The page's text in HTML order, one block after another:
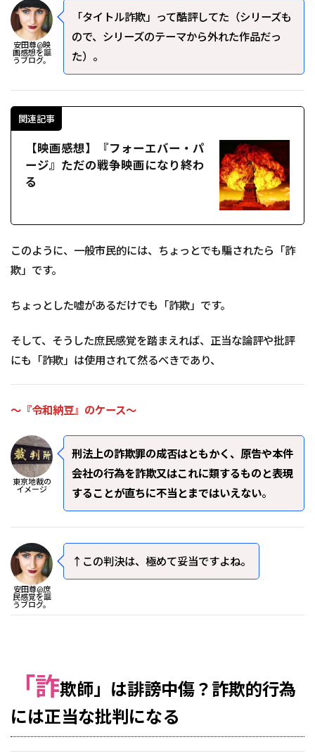
安田尊@映
画感想を謳
うブログ。
「タイトル詐欺」って酷評してた（シリーズも
ので、シリーズのテーマから外れた作品だっ
た）。
関連記事
【映画感想】『フォーエバー・パ
ージ』ただの戦争映画になり終わ
る
このように、一般市民的には、ちょっとでも騙されたら「詐
欺」です。
ちょっとした嘘があるだけでも「詐欺」です。
そして、そうした庶民感覚を踏まえれば、正当な論評や批評
にも「詐欺」は使用されて然るべきであり、
～『令和納豆』のケース～
東京地裁の
イメージ
刑法上の詐欺罪の成否はともかく、原告や本件
会社の行為を詐欺又はこれに類するものと表現
することが直ちに不当とまではいえない。
安田尊@庶
民感覚を謳
うブログ。
↑この判決は、極めて妥当ですよね。
「詐欺師」は誹謗中傷？詐欺的行為
には正当な批判になる